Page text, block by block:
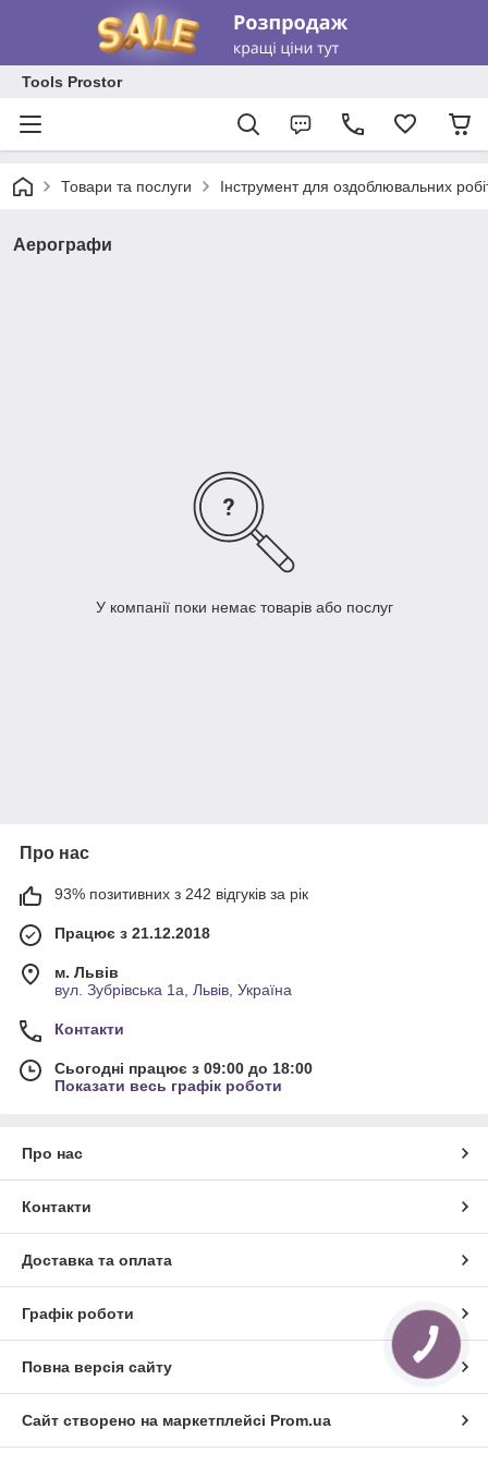
Tools Prostor
Товари та послуги Інструмент для оздоблювальних
Аерографи
У компанії поки немає товарів або послуг
Про нас
93% позитивних з 242 відгуків за рік
Працює з 21.12.2018
м. Львів
вул. Зубрівська 1а, Львів, Україна
Контакти
Сьогодні працює з 09:00 до 18:00
Показати весь графік роботи
Про нас
Контакти
Доставка та оплата
Графік роботи
Повна версія сайту
Сайт створено на маркетплейсі Prom.ua